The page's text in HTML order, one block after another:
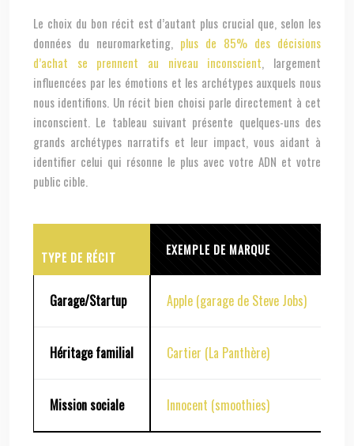
Le choix du bon récit est d’autant plus crucial que, selon les
données du neuromarketing, plus de 85% des décisions
d’achat se prennent au niveau inconscient , largement
influencées par les émotions et les archétypes auxquels nous
nous identifions. Un récit bien choisi parle directement à cet
inconscient. Le tableau suivant présente quelques-uns des
grands archétypes narratifs et leur impact, vous aidant à
identifier celui qui résonne le plus avec votre ADN et votre
public cible.
TYPE DE RÉCIT EXEMPLE DE MARQUE
Garage/Startup Apple (garage de Steve Jobs)
Héritage familial Cartier (La Panthère)
Mission sociale Innocent (smoothies)